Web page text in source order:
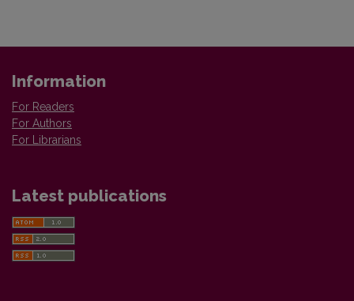
Information
For Readers
For Authors
For Librarians
Latest publications